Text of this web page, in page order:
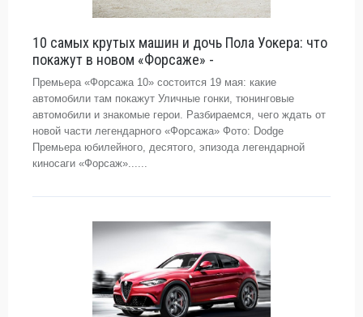
10 самых крутых машин и дочь Пола Уокера: что
покажут в новом «Форсаже» -
Премьера «Форсажа 10» состоится 19 мая: какие
автомобили там покажут Уличные гонки, тюнинговые
автомобили и знакомые герои. Разбираемся, чего ждать от
новой части легендарного «Форсажа» Фото: Dodge
Премьера юбилейного, десятого, эпизода легендарной
киносаги «Форсаж»......